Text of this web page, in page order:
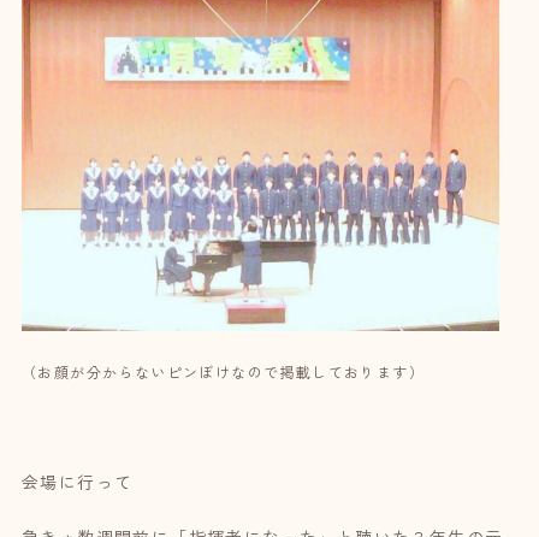
（お顔が分からないピンぼけなので掲載しております）
会場に行って